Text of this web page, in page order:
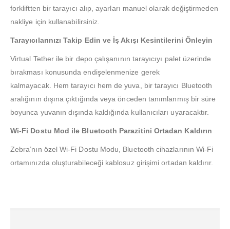
forkliftten bir tarayıcı alıp, ayarları manuel olarak değiştirmeden
nakliye için kullanabilirsiniz.
Tarayıcılarınızı Takip Edin ve İş Akışı Kesintilerini Önleyin
Virtual Tether ile bir depo çalışanının tarayıcıyı palet üzerinde
bırakması konusunda endişelenmenize gerek
kalmayacak. Hem tarayıcı hem de yuva, bir tarayıcı Bluetooth
aralığının dışına çıktığında veya önceden tanımlanmış bir süre
boyunca yuvanın dışında kaldığında kullanıcıları uyaracaktır.
Wi-Fi Dostu Mod ile Bluetooth Parazitini Ortadan Kaldırın
Zebra’nın özel Wi-Fi Dostu Modu, Bluetooth cihazlarının Wi-Fi
ortamınızda oluşturabileceği kablosuz girişimi ortadan kaldırır.